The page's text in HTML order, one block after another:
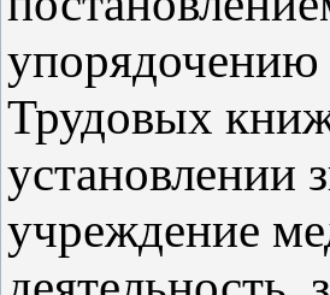
упорядочению
Трудовых
установлении
учреждение